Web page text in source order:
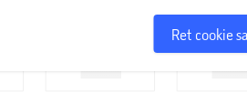
Ret cookie